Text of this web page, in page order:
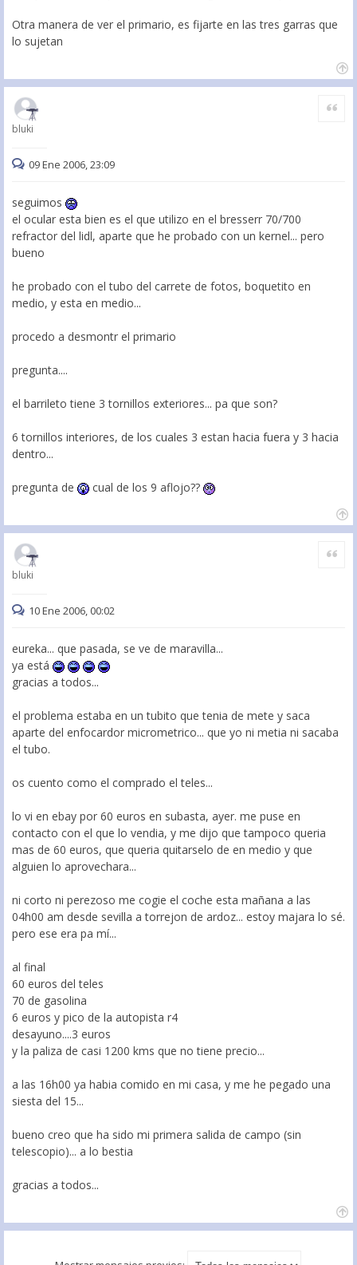
Otra manera de ver el primario, es fijarte en las tres garras que
lo sujetan
bluki
Citar
09 Ene 2006, 23:09
seguimos
el ocular esta bien es el que utilizo en el bresserr 70/700
refractor del lidl, aparte que he probado con un kernel... pero
bueno
he probado con el tubo del carrete de fotos, boquetito en
medio, y esta en medio...
procedo a desmontr el primario
pregunta....
el barrileto tiene 3 tornillos exteriores... pa que son?
6 tornillos interiores, de los cuales 3 estan hacia fuera y 3 hacia
dentro...
pregunta de cual de los 9 aflojo??
bluki
Citar
10 Ene 2006, 00:02
eureka... que pasada, se ve de maravilla...
ya está
gracias a todos...
el problema estaba en un tubito que tenia de mete y saca
aparte del enfocardor micrometrico... que yo ni metia ni sacaba
el tubo.
os cuento como el comprado el teles...
lo vi en ebay por 60 euros en subasta, ayer. me puse en
contacto con el que lo vendia, y me dijo que tampoco queria
mas de 60 euros, que queria quitarselo de en medio y que
alguien lo aprovechara...
ni corto ni perezoso me cogie el coche esta mañana a las
04h00 am desde sevilla a torrejon de ardoz... estoy majara lo sé.
pero ese era pa mí...
al final
60 euros del teles
70 de gasolina
6 euros y pico de la autopista r4
desayuno....3 euros
y la paliza de casi 1200 kms que no tiene precio...
a las 16h00 ya habia comido en mi casa, y me he pegado una
siesta del 15...
bueno creo que ha sido mi primera salida de campo (sin
telescopio)... a lo bestia
gracias a todos...